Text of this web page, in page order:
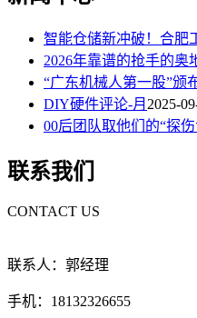
智能仓储新冲破！合肥
2026年靠谱的抢手的奥
“广东机械人第一股”颁
DIY硬件评论-月 2025-
00后团队取他们的“探
联系我们
CONTACT US
联系人：郭经理
手机：18132326655